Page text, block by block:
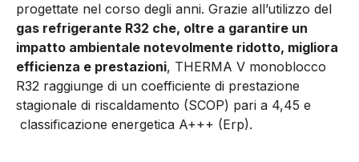
progettate nel corso degli anni. Grazie all’utilizzo del
gas refrigerante R32 che, oltre a garantire un
impatto ambientale notevolmente ridotto, migliora
efficienza e prestazioni, THERMA V monoblocco
R32 raggiunge di un coefficiente di prestazione
stagionale di riscaldamento (SCOP) pari a 4,45 e
classificazione energetica A+++ (Erp).